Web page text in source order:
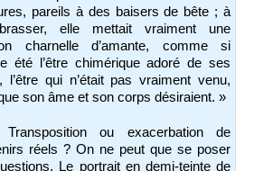
pareils à des baisers de bête ; à
elle mettait vraiment une
charnelle d’amante, comme si
été l’être chimérique adoré de ses
l’être qui n’était pas vraiment venu,
que son âme et son corps désiraient. »
Transposition ou exacerbation de
réels ? On ne peut que se poser
Le portrait en demi-teinte de